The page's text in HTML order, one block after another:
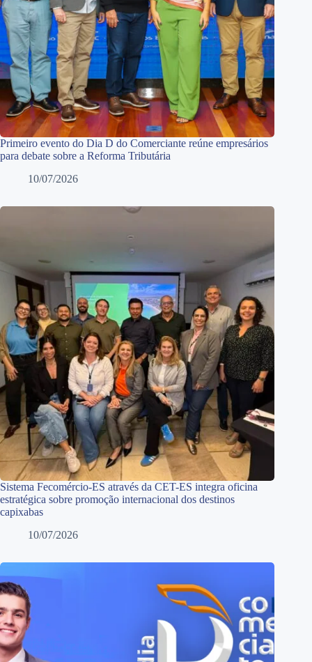
Primeiro evento do Dia D do Comerciante reúne empresários
para debate sobre a Reforma Tributária
10/07/2026
Sistema Fecomércio-ES através da CET-ES integra oficina
estratégica sobre promoção internacional dos destinos
capixabas
10/07/2026